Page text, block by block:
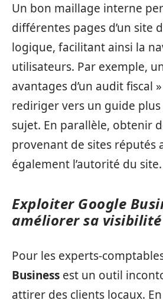
Un bon maillage interne
différentes pages d’un site
logique, facilitant ainsi la
utilisateurs. Par exemple,
avantages d’un audit fiscal
rediriger vers un guide
sujet. En parallèle, obtenir
provenant de sites réputés
également l’autorité du site.
Exploiter Google
améliorer sa
Pour les experts-
Business est un outil
attirer des clients locaux.